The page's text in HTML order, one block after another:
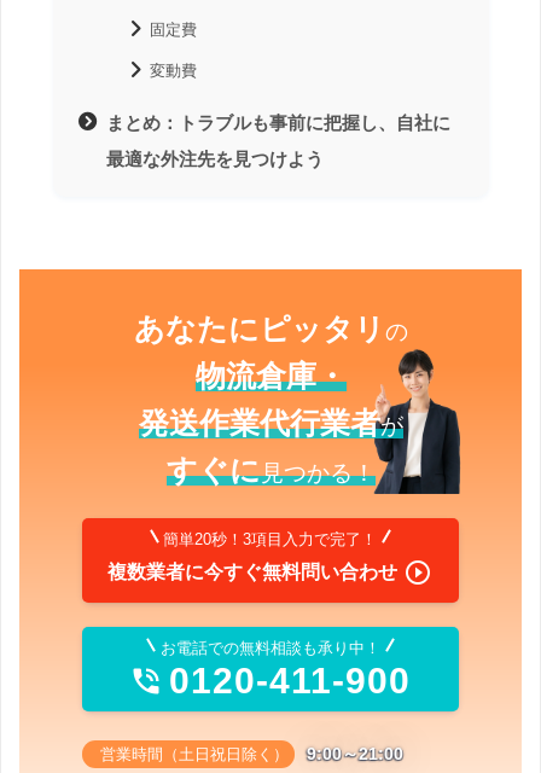
固定費
変動費
まとめ：トラブルも事前に把握し、自社に
最適な外注先を見つけよう
あなたにピッタリ の
物流倉庫・
発送作業代行業者が
すぐに見つかる！
簡単20秒！3項目入力で完了！
複数業者に今すぐ無料問い合わせ 
お電話での無料相談も承り中！
 0120-411-900
営業時間（土日祝日除く） 9:00～21:00